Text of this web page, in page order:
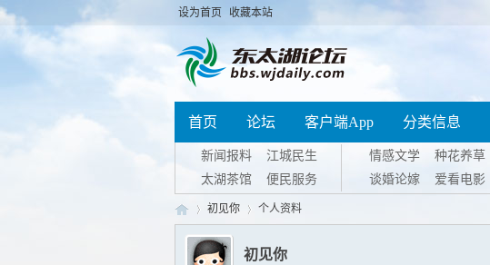
设为首页 收藏本站
首页 论坛 客户端App 分类信息
新闻报料
江城民生
太湖茶馆
便民服务
情感文学
种花养草
谈婚论嫁
爱看电影
初见你 个人资料
初见你